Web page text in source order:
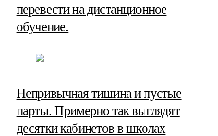
перевести на дистанционное
обучение.
Непривычная тишина и пустые
парты. Примерно так выглядят
десятки кабинетов в школах